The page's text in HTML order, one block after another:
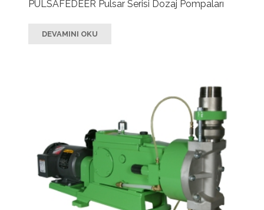
PULSAFEDEER Pulsar Serisi Dozaj Pompaları
DEVAMINI OKU